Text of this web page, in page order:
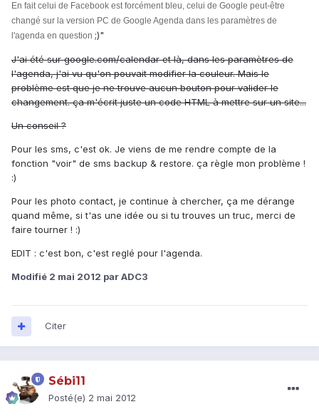
En fait celui de Facebook est forcément bleu, celui de Google peut-être
changé sur la version PC de Google Agenda dans les paramètres de
l'agenda en question ;)"
J'ai été sur google.com/calendar et là, dans les paramètres de
l'agenda, j'ai vu qu'on pouvait modifier la couleur. Mais le
problème est que je ne trouve aucun bouton pour valider le
changement. ça m'écrit juste un code HTML à mettre sur un site...
Un conseil ?
Pour les sms, c'est ok. Je viens de me rendre compte de la
fonction "voir" de sms backup & restore. ça règle mon problème !
:)
Pour les photo contact, je continue à chercher, ça me dérange
quand même, si t'as une idée ou si tu trouves un truc, merci de
faire tourner ! :)
EDIT : c'est bon, c'est reglé pour l'agenda.
Modifié 2 mai 2012 par ADC3
Citer
Sébi11
Posté(e) 2 mai 2012